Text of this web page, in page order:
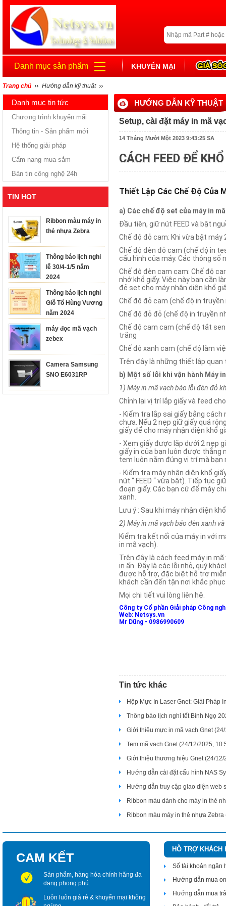
Danh mục sản phẩm KHUYẾN MẠI
Trang chủ Hướng dẫn kỹ thuật
Danh mục tin tức
Chương trình khuyến mãi
Thông tin - Sản phẩm mới
Hệ thống giải pháp
Cẩm nang mua sắm
Bản tin công nghệ 24h
TIN HOT
Ribbon màu máy in
thẻ nhựa Zebra
Thông báo lịch nghỉ
lễ 30/4-1/5 năm
2024
Thông báo lịch nghỉ
Giỗ Tổ Hùng Vương
năm 2024
máy đọc mã vạch
zebex
Camera Samsung
SNO E6031RP
HƯỚNG DẪN KỸ THUẬT
Setup, cài đặt máy in mã
14 Tháng Mười Một 2023 9:43:25 SA
CÁCH FEED ĐỂ
Thiết Lập Các Chế Độ Của
a) Các chế độ set của máy in
Đầu tiên, giữ nút FEED và bật
Chế độ đỏ cam: Khi vừa bật máy
Chế độ đèn đỏ cam (chế độ in
cấu hình của máy. Các thông số
Chế độ đèn cam cam: Chế độ
nhớ khổ giấy. Việc này bạn cần
đẻ set cho máy nhận diện khổ
Chế độ đỏ cam (chế độ in
Chế độ đỏ đỏ (chế độ in truyền
Chế độ cam cam (chế độ tắt
trắng
Chế độ xanh cam (chế độ làm
Trên đây là những thiết lập quan
b) Một số lỗi khi vận hành Máy
1) Máy in mã vạch báo lỗi đèn đỏ
Chỉnh lại vị trí lắp giấy và feed
- Kiểm tra lắp sai giấy bằng
chưa. Nếu 2 nẹp giữ giấy quá
giấy để cho máy nhận diện khổ
- Xem giấy được lắp dưới 2 nẹp
giấy in của bạn luôn được thẳng
tem luôn nằm đúng vị trí mà bạn
- Kiểm tra máy nhận diện khổ
nút “ FEED “ vừa bật). Tiếp tục
đoạn giấy. Các bạn cứ để máy
xanh.
Lưu ý : Sau khi máy nhận diện
2) Máy in mã vạch báo đèn xanh
Kiểm tra kết nối của máy in với
in mã vạch).
Trên đây là cách feed máy in
in ấn. Đây là các lỗi nhỏ, quý
được hỗ trợ, đặc biệt hỗ trợ
khách cần đến tận nơi khắc
Mọi chi tiết vui lòng liên hệ.
Công ty Cổ phần Giải pháp Công
Web: Netsys.vn
Mr Dũng - 0986990609
Tin tức khác
Hộp Mực In Laser Gnet: Giải Pháp
Thông báo lịch nghỉ tết Bính Ngọ
Giới thiệu mực in mã vạch Gnet
Tem mã vạch Gnet (24/12/2025,
Giới thiệu thương hiệu Gnet (24/12/
Hướng dẫn cài đặt cấu hình NAS
Hướng dẫn truy cập giao diện web
Ribbon màu dành cho máy in thẻ
Ribbon màu máy in thẻ nhựa
CAM KẾT
Sản phẩm, hàng hóa chính hãng đa
dạng phong phú.
Luôn luôn giá rẻ & khuyến mại không
HỖ TRỢ KHÁCH
Số tài khoản ngân
Hướng dẫn mua
Hướng dẫn mua